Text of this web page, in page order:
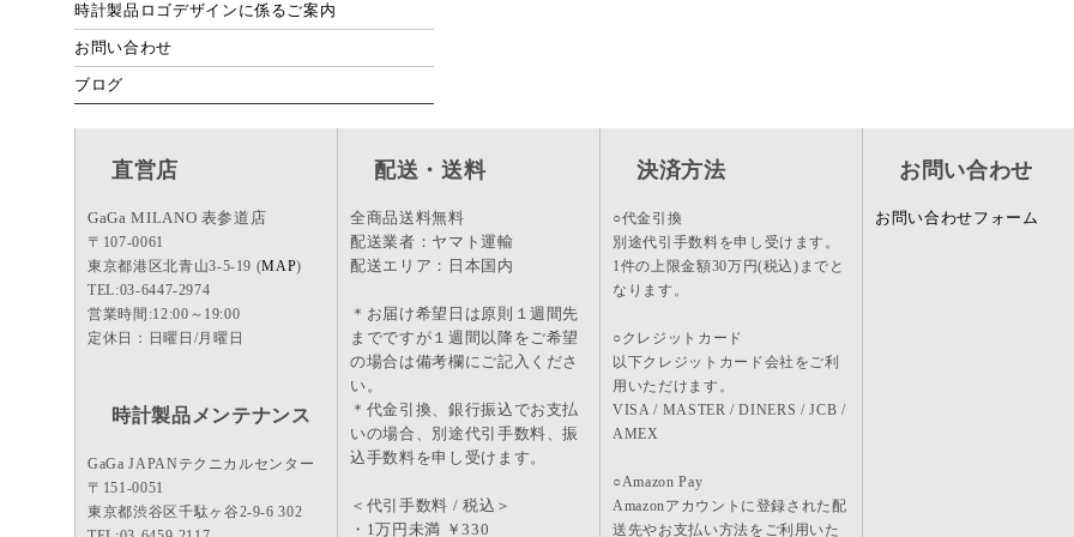
時計製品ロゴデザインに係るご案内
お問い合わせ
ブログ
直営店
GaGa MILANO 表参道店
〒107-0061
東京都港区北青山3-5-19 (MAP)
TEL:03-6447-2974
営業時間:12:00～19:00
定休日：日曜日/月曜日
時計製品メンテナンス
GaGa JAPANテクニカルセンター
〒151-0051
東京都渋谷区千駄ヶ谷2-9-6 302
配送・送料
全商品送料無料
配送業者：ヤマト運輸
配送エリア：日本国内
＊お届け希望日は原則１週間先
までですが１週間以降をご希望
の場合は備考欄にご記入くださ
い。
＊代金引換、銀行振込でお支払
いの場合、別途代引手数料、振
込手数料を申し受けます。
＜代引手数料 / 税込＞
・1万円未満 ￥330
決済方法
○代金引換
別途代引手数料を申し受けます。
1件の上限金額30万円(税込)までと
なります。
○クレジットカード
以下クレジットカード会社をご利
用いただけます。
VISA / MASTER / DINERS / JCB /
AMEX
○Amazon Pay
Amazonアカウントに登録された配
送先やお支払い方法をご利用いた
お問い合わせ
お問い合わせフォーム